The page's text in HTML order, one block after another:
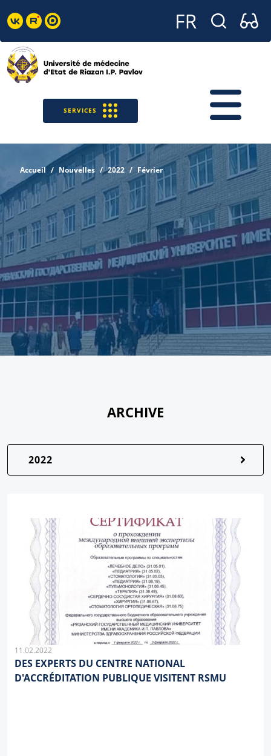
SERVICES
Accueil Nouvelles 2022 Février
ARCHIVE
2022
11.02.2022
DES EXPERTS DU CENTRE NATIONAL
D'ACCRÉDITATION PUBLIQUE VISITENT RSMU